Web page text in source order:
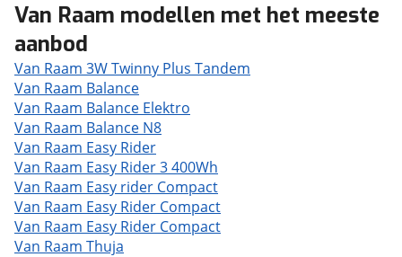
Van Raam modellen met het meeste
aanbod
Van Raam 3W Twinny Plus Tandem
Van Raam Balance
Van Raam Balance Elektro
Van Raam Balance N8
Van Raam Easy Rider
Van Raam Easy Rider 3 400Wh
Van Raam Easy rider Compact
Van Raam Easy Rider Compact
Van Raam Easy Rider Compact
Van Raam Thuja